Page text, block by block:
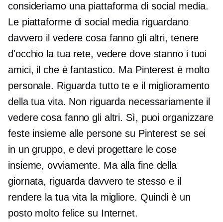
consideriamo una piattaforma di social media.
Le piattaforme di social media riguardano
davvero il vedere cosa fanno gli altri, tenere
d'occhio la tua rete, vedere dove stanno i tuoi
amici, il che è fantastico. Ma Pinterest è molto
personale. Riguarda tutto te e il miglioramento
della tua vita. Non riguarda necessariamente il
vedere cosa fanno gli altri. Sì, puoi organizzare
feste insieme alle persone su Pinterest se sei
in un gruppo, e devi progettare le cose
insieme, ovviamente. Ma alla fine della
giornata, riguarda davvero te stesso e il
rendere la tua vita la migliore. Quindi è un
posto molto felice su Internet.